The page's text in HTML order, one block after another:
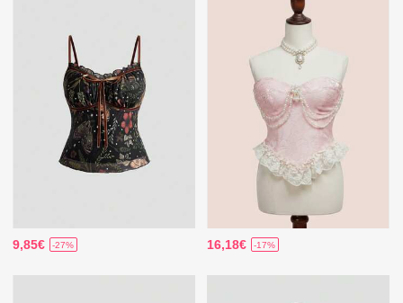
9,85€ -27% 16,18€ -17%